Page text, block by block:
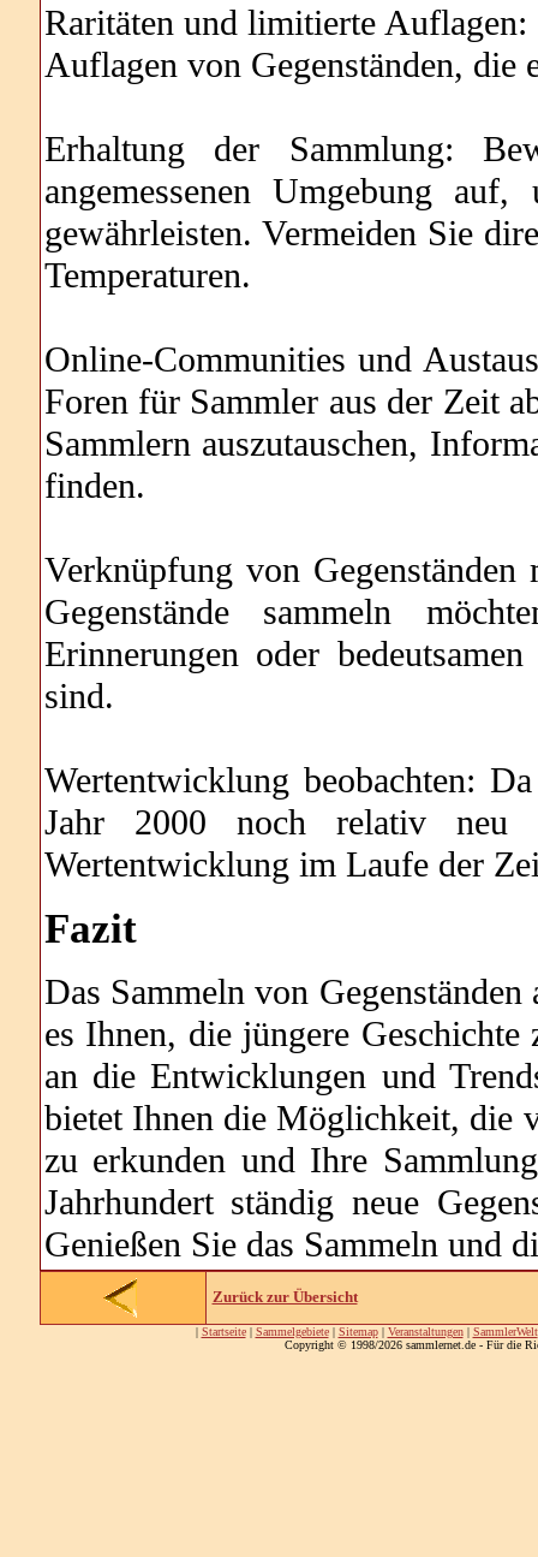
Raritäten und limitierte
Auflagen von Gegenständen, die
Erhaltung der Sammlung:
angemessenen Umgebung
gewährleisten. Vermeiden Sie
Temperaturen.
Online-Communities und
Foren für Sammler aus der Zeit
Sammlern auszutauschen,
finden.
Verknüpfung von
Gegenstände sammeln
Erinnerungen oder
sind.
Wertentwicklung beobachten:
Jahr 2000 noch relativ neu
Wertentwicklung im Laufe der
Fazit
Das Sammeln von
es Ihnen, die jüngere
an die Entwicklungen und
bietet Ihnen die Möglichkeit, die
zu erkunden und Ihre
Jahrhundert ständig neue
Genießen Sie das Sammeln und
Zurück zur Übersicht
| Startseite| Sammelgebiete| Sitemap| Veranstaltungen| SammlerWelt
Copyright © 1998/2026 sammlernet.de - Für die